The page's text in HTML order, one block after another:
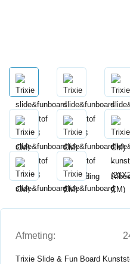
Afmeting:
Trixie Slide & Fun Board